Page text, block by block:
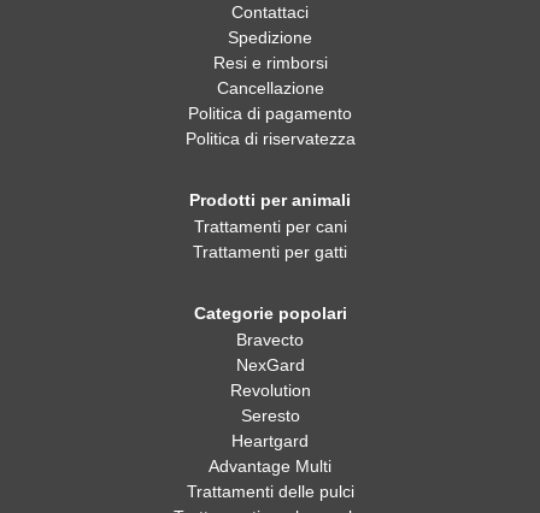
Contattaci
Spedizione
Resi e rimborsi
Cancellazione
Politica di pagamento
Politica di riservatezza
Prodotti per animali
Trattamenti per cani
Trattamenti per gatti
Categorie popolari
Bravecto
NexGard
Revolution
Seresto
Heartgard
Advantage Multi
Trattamenti delle pulci